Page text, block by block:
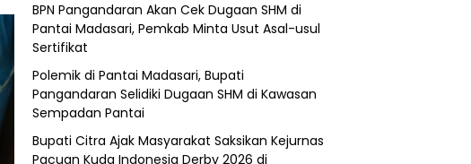
BPN Pangandaran Akan Cek Dugaan SHM di
Pantai Madasari, Pemkab Minta Usut Asal-usul
Sertifikat
Polemik di Pantai Madasari, Bupati
Pangandaran Selidiki Dugaan SHM di Kawasan
Sempadan Pantai
Bupati Citra Ajak Masyarakat Saksikan Kejurnas
Pacuan Kuda Indonesia Derby 2026 di